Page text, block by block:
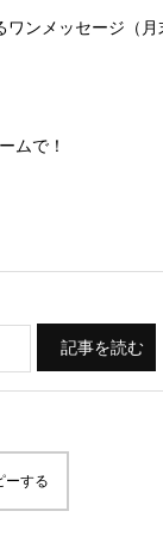
ワンメッセージ（月
ムで！
ーする